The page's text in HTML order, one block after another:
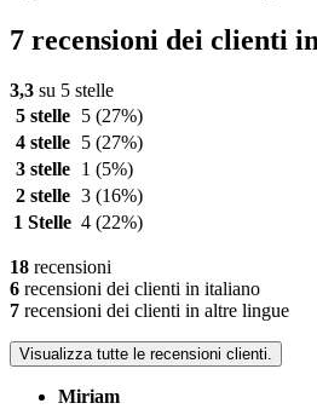
7 recensioni dei clienti
3,3 su 5 stelle
5 stelle
5 (27%)
4 stelle
5 (27%)
3 stelle
1 (5%)
2 stelle 3 (16%)
1 Stelle 4 (22%)
18 recensioni
6 recensioni dei clienti in italiano
7 recensioni dei clienti in altre lingue
Visualizza tutte le recensioni clienti.
Miriam